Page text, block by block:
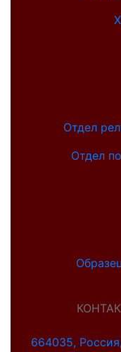
Отдел
Отдел
664035,